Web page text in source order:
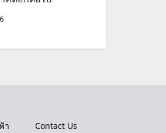
า
Contact Us